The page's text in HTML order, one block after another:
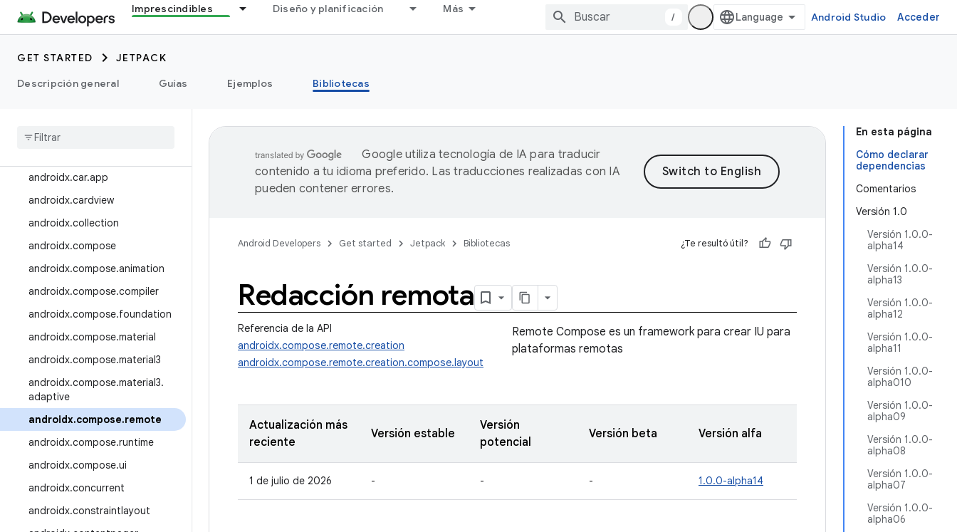
Imprescindibles Diseño y planificación Más
/ Android Studio Acceder
GET STARTED
JETPACK
Descripción general
Guías Ejemplos Bibliotecas
androidx.browser
ationquery
androidx
androidx.car.app
androidx.cardview
androidx.collection
androidx.compose
androidx.compose.animation
androidx.compose.compiler
androidx.compose.foundation
androidx.compose.material
androidx.compose.material3
androidx.compose.material3.
adaptive
androidx.compose.remote
androidx.compose.runtime
androidx.compose.ui
androidx.concurrent
androidx.constraintlayout
En esta página
Cómo declarar
dependencias
Comentarios
Versión 1.0
Versión 1.0.0-
alpha14
Versión 1.0.0-
alpha13
Versión 1.0.0-
alpha12
Versión 1.0.0-
alpha11
Versión 1.0.0-
alpha010
Versión 1.0.0-
alpha09
Versión 1.0.0-
alpha08
Versión 1.0.0-
alpha07
Versión 1.0.0-
alpha06
Google utiliza tecnología de IA para traducir
contenido a tu idioma preferido. Las traducciones realizadas con IA
pueden contener errores.
Android Developers Get started Jetpack Bibliotecas ¿Te resultó útil?
Redacción remota
Referencia de la API
androidx.compose.remote.creation
androidx.compose.remote.creation.compose.layout
Remote Compose es un framework para crear IU para
plataformas remotas
Actualización más
reciente
Versión estable
Versión
potencial
Versión beta Versión alfa
1 de julio de 2026 - - - 1.0.0-alpha14